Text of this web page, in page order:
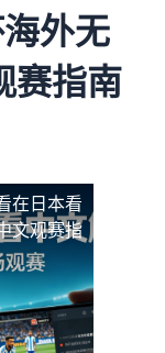
外无
赛指南
在日本看
文观赛指